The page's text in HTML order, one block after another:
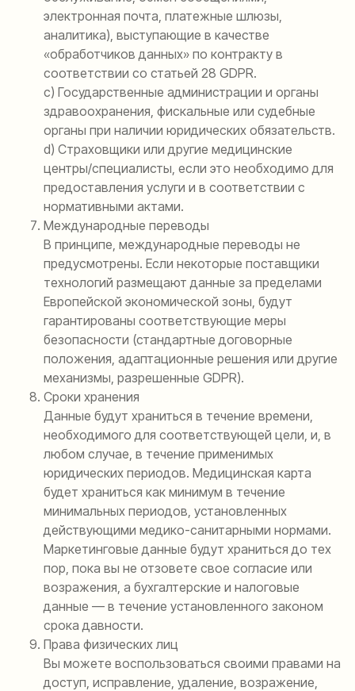
электронная почта, платежные шлюзы,
аналитика), выступающие в качестве
«обработчиков данных» по контракту в
соответствии со статьей 28 GDPR.
c) Государственные администрации и органы
здравоохранения, фискальные или судебные
органы при наличии юридических обязательств.
d) Страховщики или другие медицинские
центры/специалисты, если это необходимо для
предоставления услуги и в соответствии с
нормативными актами.
Международные переводы
В принципе, международные переводы не
предусмотрены. Если некоторые поставщики
технологий размещают данные за пределами
Европейской экономической зоны, будут
гарантированы соответствующие меры
безопасности (стандартные договорные
положения, адаптационные решения или другие
механизмы, разрешенные GDPR).
Сроки хранения
Данные будут храниться в течение времени,
необходимого для соответствующей цели, и, в
любом случае, в течение применимых
юридических периодов. Медицинская карта
будет храниться как минимум в течение
минимальных периодов, установленных
действующими медико-санитарными нормами.
Маркетинговые данные будут храниться до тех
пор, пока вы не отзовете свое согласие или
возражения, а бухгалтерские и налоговые
данные — в течение установленного законом
срока давности.
Права физических лиц
Вы можете воспользоваться своими правами на
доступ, исправление, удаление, возражение,